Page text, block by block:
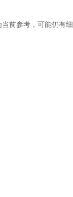
前参考，可能仍有细